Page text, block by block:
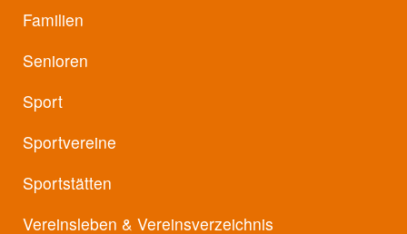
Familien
Senioren
Sport
Sportvereine
Sportstätten
Vereinsleben & Vereinsverzeichnis